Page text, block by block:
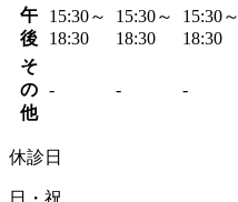
午
後
15:30～
18:30
15:30～
18:30
15:30～
18:30
そ
の
他
- - -
休診日
日・祝